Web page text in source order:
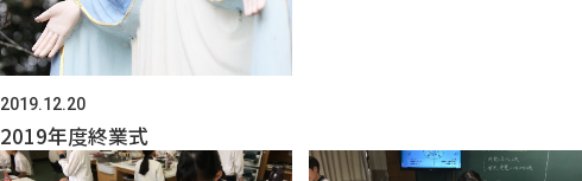
2019.12.20
2019年度終業式